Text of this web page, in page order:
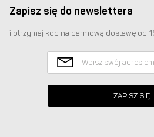
Zapisz się do newslettera
i otrzymaj kod na darmową dostawę od
ZAPISZ SIĘ